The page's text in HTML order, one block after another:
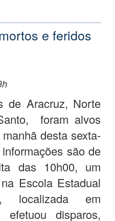
e feridos
de Aracruz, Norte
foram alvos
desta sexta-
são de
das 10h00, um
Escola Estadual
localizada em
efetuou disparos,